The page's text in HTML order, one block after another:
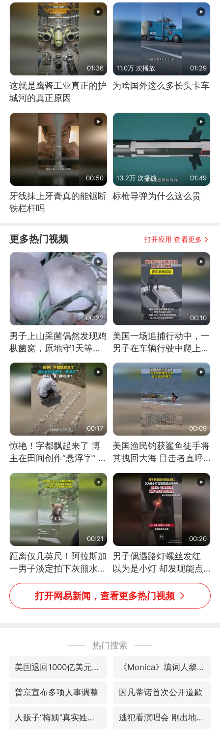
01:36
这就是鹰酱工业真正的护
城河的真正原因
11.0万 次播放 01:29
为啥国外这么多长头卡车
00:50
牙线抹上牙膏真的能锯断
铁栏杆吗
13.2万 次播放 01:49
标枪导弹为什么这么贵
更多热门视频 打开应用 查看更多
00:22
男子上山采菌偶然发现鸡
枞菌窝，原地守1天等它
长大：挖了140多朵
00:10
美国一场追捕行动中，一
男子在车辆行驶中爬上车
顶跳舞。（新京报）
00:17
惊艳！字都飘起来了 博
主在田间创作“悬浮字” 网
友：真·裸眼3D！
00:09
美国渔民钓获鲨鱼徒手将
其拽回大海 目击者直呼
震惊 （视频来源：参考
消息）
00:21
距离仅几英尺！阿拉斯加
一男子淡定拍下灰熊水中
捕食鲑鱼全程
00:20
男子偶遇路灯螺丝发红
以为是小灯 却发现能点
燃香烟 当事人：已报警
处理
打开网易新闻，查看更多热门视频
热门搜索
美国退回1000亿美元关税 《Monica》填词人黎彼得去世
普京宣布多项人事调整 因凡蒂诺首次公开道歉
人贩子“梅姨”真实姓名曝光 逃犯看演唱会 刚出地铁就被逮住